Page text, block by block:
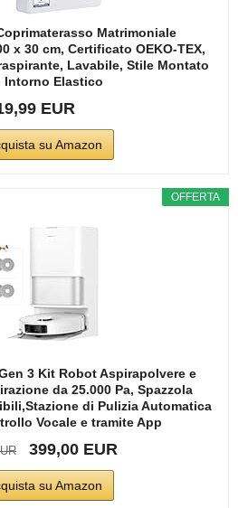
Matrimoniale
x 30 cm, Certificato OEKO-TEX,
Lavabile, Stile Montato
Intorno Elastico
EUR
su Amazon
OFFERTA
3 Kit Robot Aspirapolvere e
da 25.000 Pa, Spazzola
di Pulizia Automatica
Vocale e tramite App
399,00 EUR
su Amazon